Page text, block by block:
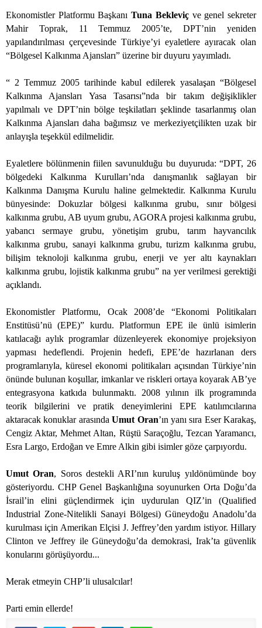
Ekonomistler Platformu BaşkanıTuna Bekleviçve genel sekreter
Mahir Toprak, 11 Temmuz 2005’te, DPT’nin yeniden
yapılandırılması çerçevesinde Türkiye’yi eyaletlere ayıracak olan
“Bölgesel Kalkınma Ajansları” üzerine bir duyuru yayımladı.
“ 2 Temmuz 2005 tarihinde kabul edilerek yasalaşan “Bölgesel
Kalkınma Ajansları Yasa Tasarısı”nda bir takım değişiklikler
yapılmalı ve DPT’nin bölge teşkilatları şeklinde tasarlanmış olan
Kalkınma Ajansları daha bağımsız ve merkeziyetçilikten uzak bir
anlayışla teşekkül edilmelidir.
Eyaletlere bölünmenin fiilen savunulduğu bu duyuruda: “DPT, 26
bölgedeki Kalkınma Kurulları’nda danışmanlık sağlayan bir
Kalkınma Danışma Kurulu haline gelmektedir. Kalkınma Kurulu
bünyesinde: Dokuzlar bölgesi kalkınma grubu, sınır bölgesi
kalkınma grubu, AB uyum grubu, AGORA projesi kalkınma grubu,
yabancı sermaye grubu, yönetişim grubu, tarım hayvancılık
kalkınma grubu, sanayi kalkınma grubu, turizm kalkınma grubu,
bilişim teknoloji kalkınma grubu, enerji ve yer altı kaynakları
kalkınma grubu, lojistik kalkınma grubu” na yer verilmesi gerektiği
açıklandı.
Ekonomistler Platformu, Ocak 2008’de “Ekonomi Politikaları
Enstitüsü’nü (EPE)” kurdu. Platformun EPE ile ünlü isimlerin
katılacağı aylık programlar düzenleyerek ekonomiye projeksiyon
yapması hedeflendi. Projenin hedefi, EPE’de hazırlanan ders
programlarıyla, küresel ekonomi politikaları açısından Türkiye’nin
önünde bulunan koşullar, imkanlar ve riskleri ortaya koyarak AB’ye
entegrasyona katkıda bulunmaktı. 2008 yılının ilk programında
teorik bilgilerini ve pratik deneyimlerini EPE katılımcılarına
aktaracak konuklar arasındaUmut Oran’ın yanı sıra Eser Karakaş,
Cengiz Aktar, Mehmet Altan, Rüştü Saraçoğlu, Tezcan Yaramancı,
Esra Largo, Erdoğan ve Emre Alkin gibi isimler göze çarpıyordu.
Umut Oran, Soros destekli ARI’nın kuruluş yıldönümünde boy
gösteriyordu. CHP Genel Başkanlığına soyunurken Orta Doğu’da
İsrail’in elini güçlendirmek için uydurulan QIZ’in (Qualified
Industrial Zone-Nitelikli Sanayi Bölgesi) Güneydoğu Anadolu’da
kurulması için Amerikan Elçisi J. Jeffrey’den yardım istiyor. Hillary
Clinton ve Jeffrey ile Güneydoğu’da demokrasi, Irak’ta güvenlik
konularını görüşüyordu...
Merak etmeyin CHP’li ulusalcılar!
Parti emin ellerde!